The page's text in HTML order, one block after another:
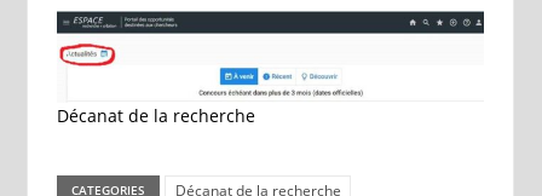
Décanat de la recherche
CATEGORIES Décanat de la recherche